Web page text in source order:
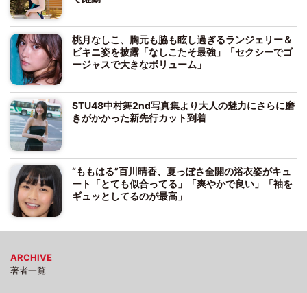
桃月なしこ、胸元も脇も眩し過ぎるランジェリー＆
ビキニ姿を披露「なしこたそ最強」「セクシーでゴ
ージャスで大きなボリューム」
STU48中村舞2nd写真集より大人の魅力にさらに磨
きがかかった新先行カット到着
“ももはる”百川晴香、夏っぽさ全開の浴衣姿がキュ
ート「とても似合ってる」「爽やかで良い」「袖を
ギュッとしてるのが最高」
ARCHIVE
著者一覧